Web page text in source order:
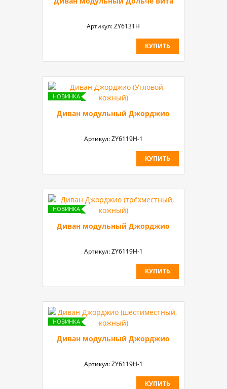
Артикул:ZY6131H
КУПИТЬ
Диван модульный Джорджио
Артикул:ZY6119H-1
КУПИТЬ
Диван модульный Джорджио
Артикул:ZY6119H-1
КУПИТЬ
Диван модульный Джорджио
Артикул:ZY6119H-1
КУПИТЬ